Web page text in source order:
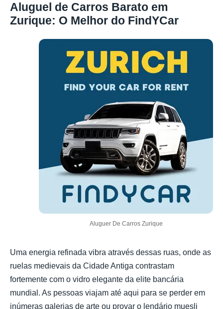
Aluguel de Carros Barato em
Zurique: O Melhor do FindYCar
Aluguer De Carros Zurique
Uma energia refinada vibra através dessas ruas, onde as
ruelas medievais da Cidade Antiga contrastam
fortemente com o vidro elegante da elite bancária
mundial. As pessoas viajam até aqui para se perder em
inúmeras galerias de arte ou provar o lendário muesli